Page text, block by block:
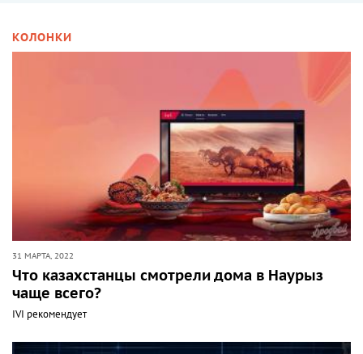
КОЛОНКИ
31 МАРТА, 2022
Что казахстанцы смотрели дома в Наурыз
чаще всего?
IVI рекомендует